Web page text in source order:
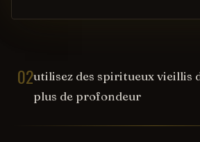
02utilisez des spiritueux vieillis
plus de profondeur